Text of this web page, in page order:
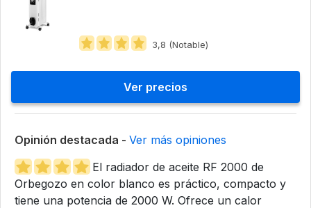
3,8 (Notable)
Ver precios
Opinión destacada - Ver más opiniones
El radiador de aceite RF 2000 de
Orbegozo en color blanco es práctico, compacto y
tiene una potencia de 2000 W. Ofrece un calor